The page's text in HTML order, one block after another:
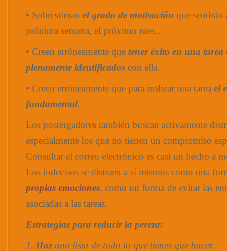
• Sobrestiman el grado de motivación que sentirán
próxima semana, el próximo mes…
• Creen erróneamente que tener éxito en una tarea
plenamente identificados con ella.
• Creen erróneamente que para realizar una tarea el
fundamental.
Los postergadores también buscan activamente
especialmente los que no tienen un compromiso
Consultar el correo electrónico es casi un hecho a
Los indecisos se distraen a sí mismos como una
propias emociones, como un forma de evitar las
asociadas a las tareas.
Estrategias para reducir la pereza:
1. Haz una lista de todo lo que tienes que hacer.